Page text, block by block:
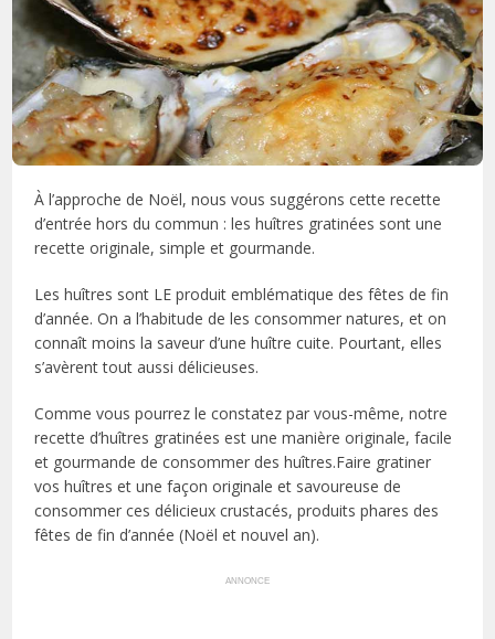
À l’approche de Noël, nous vous suggérons cette recette
d’entrée hors du commun : les huîtres gratinées sont une
recette originale, simple et gourmande.
Les huîtres sont LE produit emblématique des fêtes de fin
d’année. On a l’habitude de les consommer natures, et on
connaît moins la saveur d’une huître cuite. Pourtant, elles
s’avèrent tout aussi délicieuses.
Comme vous pourrez le constatez par vous-même, notre
recette d’huîtres gratinées est une manière originale, facile
et gourmande de consommer des huîtres.Faire gratiner
vos huîtres et une façon originale et savoureuse de
consommer ces délicieux crustacés, produits phares des
fêtes de fin d’année (Noël et nouvel an).
ANNONCE